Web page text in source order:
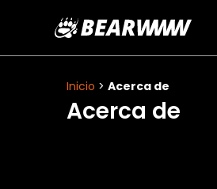
contenidoInicio > Acerca de
Acerca de